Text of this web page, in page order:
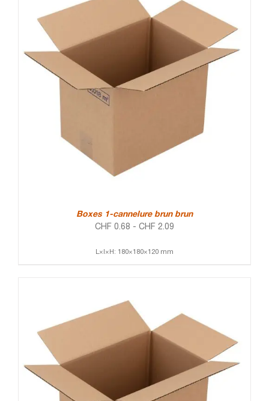
Boxes 1-cannelure brun brun
CHF 0.68 - CHF 2.09
L×l×H: 180×180×120 mm